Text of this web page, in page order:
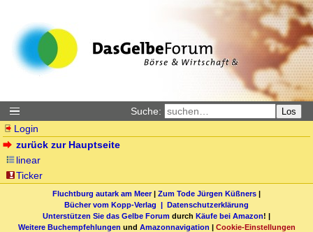
Suche: Los
Login
zurück zur Hauptseite
linear
Ticker
Fluchtburg autark am Meer| Zum Tode Jürgen Küßners |
Bücher vom Kopp-Verlag | Datenschutzerklärung
Unterstützen Sie das Gelbe Forum durch Käufe bei Amazon! |
Weitere Buchempfehlungen und Amazonnavigation | Cookie-Einstellungen